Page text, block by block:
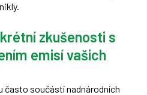
zkušenosti s
emisí vašich
často součástí nadnárodních